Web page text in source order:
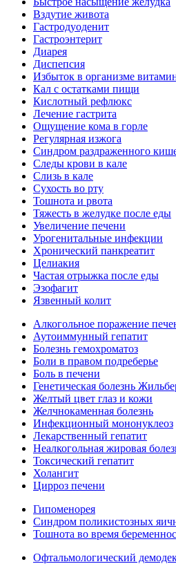
Вздутие живота
Гастродуоденит
Гастроэнтерит
Диарея
Диспепсия
Избыток в организме
Кал с остатками пищи
Кислотный рефлюкс
Лечение гастрита
Ощущение кома в горле
Регулярная изжога
Синдром раздраженного
Следы крови в кале
Слизь в кале
Сухость во рту
Тошнота и рвота
Тяжесть в желудке после еды
Увеличение печени
Урогенитальные инфекции
Хронический панкреатит
Целиакия
Частая отрыжка после еды
Эзофагит
Язвенный колит
Алкогольное поражение
Аутоиммунный гепатит
Болезнь гемохроматоз
Боли в правом подреберье
Боль в печени
Генетическая болезнь
Желтый цвет глаз и кожи
Желчнокаменная болезнь
Инфекционный мононуклеоз
Лекарственный гепатит
Неалкогольная жировая
Токсический гепатит
Холангит
Цирроз печени
Гипоменорея
Синдром поликистозных
Тошнота во время
Офтальмологический